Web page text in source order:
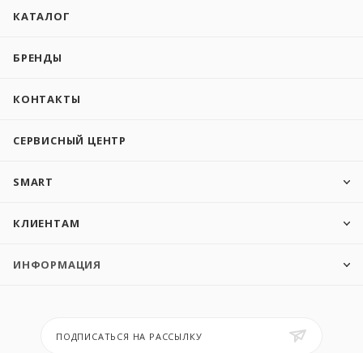
КАТАЛОГ
БРЕНДЫ
КОНТАКТЫ
СЕРВИСНЫЙ ЦЕНТР
SMART
КЛИЕНТАМ
ИНФОРМАЦИЯ
ПОДПИСАТЬСЯ НА РАССЫЛКУ